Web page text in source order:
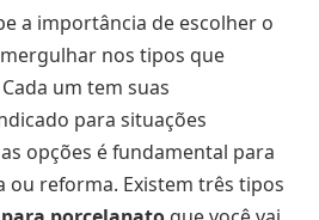
a importância de escolher o
nos tipos que
um tem suas
para situações
opções é fundamental para
ou reforma. Existem três tipos